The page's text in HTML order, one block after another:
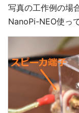
写真の工作例の場
NanoPi-NEO使っ